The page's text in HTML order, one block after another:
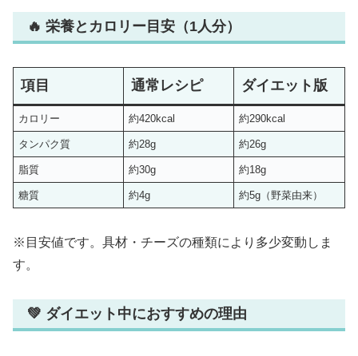
🔥 栄養とカロリー目安（1人分）
項目 通常レシピ ダイエット版
カロリー 約420kcal 約290kcal
タンパク質 約28g 約26g
脂質 約30g 約18g
糖質 約4g 約5g（野菜由来）
※目安値です。具材・チーズの種類により多少変動しま
す。
💚 ダイエット中におすすめの理由